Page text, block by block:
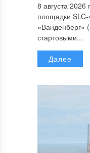
8 августа
площадки
стартовыми...
Далее